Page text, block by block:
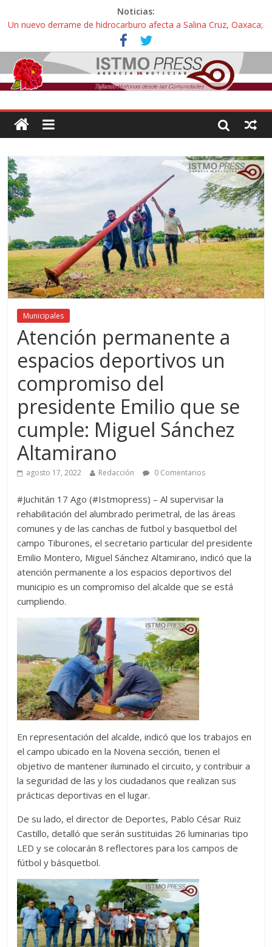
Noticias:
Un nuevo derrame de hidrocarburo afecta a Salina Cruz, Oaxaca;
ahora pescadores de Salinas del Marqués denuncian daños de
Pemex
Ángel, el joven autista expulsado por la Universidad Bienestar de
Ixtepec, Oaxaca vuelve a las aulas tras amparo
Familiares de periodista Alejandro Leyva se reúnen con titular de
intelectuales de su asesinato
Alertan pescadores de Juchitán, Oaxaca de nuevo despojo de su
Pescadores y comuneros ikoots detienen la extracción ilegal de
material pétreo de gravera Oyamel
Municipales
Atención permanente a
espacios deportivos un
compromiso del
presidente Emilio que se
cumple: Miguel Sánchez
Altamirano
agosto 17, 2022 Redacción 0 Comentarios
#Juchitán 17 Ago (#Istmopress) – Al supervisar la
rehabilitación del alumbrado perimetral, de las áreas
comunes y de las canchas de futbol y basquetbol del
campo Tiburones, el secretario particular del presidente
Emilio Montero, Miguel Sánchez Altamirano, indicó que la
atención permanente a los espacios deportivos del
municipio es un compromiso del alcalde que se está
cumpliendo.
En representación del alcalde, indicó que los trabajos en
el campo ubicado en la Novena sección, tienen el
objetivo de mantener iluminado el circuito, y contribuir a
la seguridad de las y los ciudadanos que realizan sus
prácticas deportivas en el lugar.
De su lado, el director de Deportes, Pablo César Ruiz
Castillo, detalló que serán sustituidas 26 luminarias tipo
LED y se colocarán 8 reflectores para los campos de
fútbol y básquetbol.